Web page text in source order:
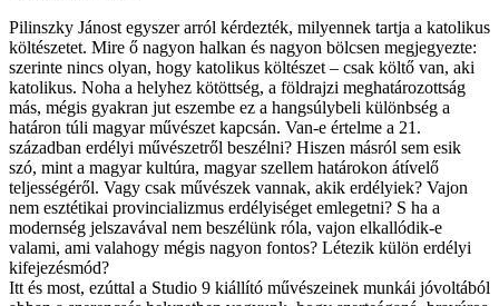
Pilinszky Jánost egyszer arról kérdezték, milyennek tartja a katolikus
költészetet. Mire ő nagyon halkan és nagyon bölcsen megjegyezte:
szerinte nincs olyan, hogy katolikus költészet – csak költő van, aki
katolikus. Noha a helyhez kötöttség, a földrajzi meghatározottság
más, mégis gyakran jut eszembe ez a hangsúlybeli különbség a
határon túli magyar művészet kapcsán. Van-e értelme a 21.
században erdélyi művészetről beszélni? Hiszen másról sem esik
szó, mint a magyar kultúra, magyar szellem határokon átívelő
teljességéről. Vagy csak művészek vannak, akik erdélyiek? Vajon
nem esztétikai provincializmus erdélyiséget emlegetni? S ha a
modernség jelszavával nem beszélünk róla, vajon elkallódik-e
valami, ami valahogy mégis nagyon fontos? Létezik külön erdélyi
kifejezésmód?
Itt és most, ezúttal a Studio 9 kiállító művészeinek munkái jóvoltából